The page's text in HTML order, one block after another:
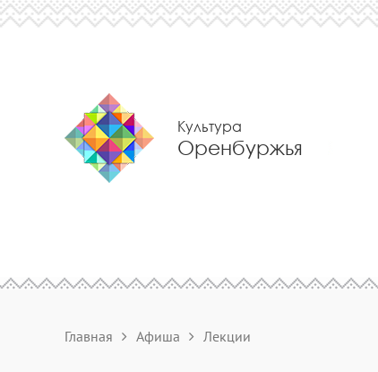
Культура
Оренбуржья
Главная Афиша Лекции